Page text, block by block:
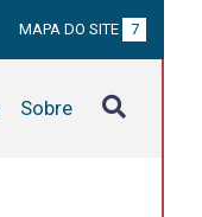
MAPA DO SITE 7
Sobre